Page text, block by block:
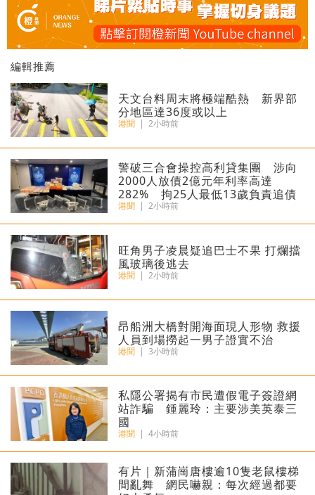
編輯推薦
天文台料周末將極端酷熱 新界部
分地區達36度或以上
港聞 | 2小時前
警破三合會操控高利貸集團 涉向
2000人放債2億元年利率高達
282% 拘25人最低13歲負責追債
港聞 | 2小時前
旺角男子凌晨疑追巴士不果 打爛擋
風玻璃後逃去
港聞 | 2小時前
昂船洲大橋對開海面現人形物 救援
人員到場撈起一男子證實不治
港聞 | 3小時前
私隱公署揭有市民遭假電子簽證網
站詐騙 鍾麗玲：主要涉美英泰三
國
港聞 | 4小時前
有片｜新蒲崗唐樓逾10隻老鼠樓梯
間亂舞 網民嚇親：每次經過都要